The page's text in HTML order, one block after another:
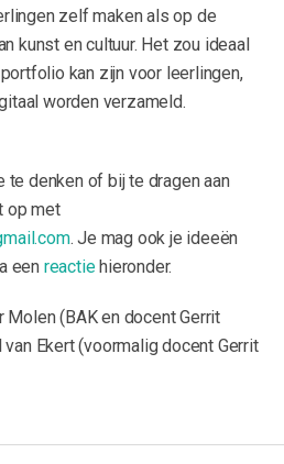
zelf maken als op de
kunst en cultuur. Het zou ideaal
kan zijn voor leerlingen,
worden verzameld.
denken of bij te dragen aan
op met
. Je mag ook je ideeën
een reactiehieronder.
Molen (BAK en docent Gerrit
Ekert (voormalig docent Gerrit